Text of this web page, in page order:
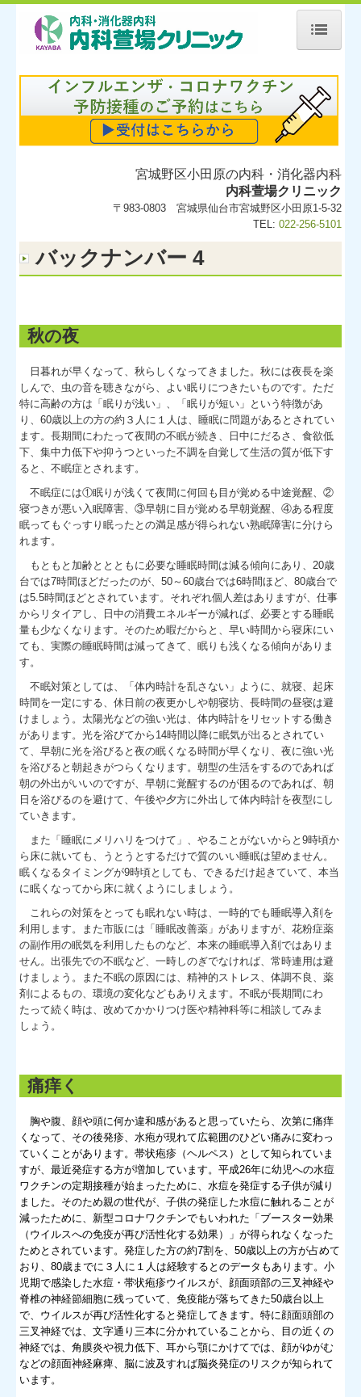
禁煙外来
セカンドオピニオン
バックナンバー
バックナンバー 2
バックナンバー 3
バックナンバー 4
診療日記
宮城野区小田原の内科・消化器内科
内科萱場クリニック
〒983-0803 宮城県仙台市宮城野区小田原1-5-32
TEL: 022-256-5101
バックナンバー 4
秋の夜
日暮れが早くなって、秋らしくなってきました。秋には夜長を楽
しんで、虫の音を聴きながら、よい眠りにつきたいものです。ただ
特に高齢の方は「眠りが浅い」、「眠りが短い」という特徴があ
り、60歳以上の方の約３人に１人は、睡眠に問題があるとされてい
ます。長期間にわたって夜間の不眠が続き、日中にだるさ、食欲低
下、集中力低下や抑うつといった不調を自覚して生活の質が低下す
ると、不眠症とされます。
不眠症には①眠りが浅くて夜間に何回も目が覚める中途覚醒、②
寝つきが悪い入眠障害、③早朝に目が覚める早朝覚醒、④ある程度
眠ってもぐっすり眠ったとの満足感が得られない熟眠障害に分けら
れます。
もともと加齢ととともに必要な睡眠時間は減る傾向にあり、20歳
台では7時間ほどだったのが、50～60歳台では6時間ほど、80歳台で
は5.5時間ほどとされています。それぞれ個人差はありますが、仕事
からリタイアし、日中の消費エネルギーが減れば、必要とする睡眠
量も少なくなります。そのため暇だからと、早い時間から寝床にい
ても、実際の睡眠時間は減ってきて、眠りも浅くなる傾向がありま
す。
不眠対策としては、「体内時計を乱さない」ように、就寝、起床
時間を一定にする、休日前の夜更かしや朝寝坊、長時間の昼寝は避
けましょう。太陽光などの強い光は、体内時計をリセットする働き
があります。光を浴びてから14時間以降に眠気が出るとされてい
て、早朝に光を浴びると夜の眠くなる時間が早くなり、夜に強い光
を浴びると朝起きがつらくなります。朝型の生活をするのであれば
朝の外出がいいのですが、早朝に覚醒するのが困るのであれば、朝
日を浴びるのを避けて、午後や夕方に外出して体内時計を夜型にし
ていきます。
また「睡眠にメリハリをつけて」、やることがないからと9時頃か
ら床に就いても、うとうとするだけで質のいい睡眠は望めません。
眠くなるタイミングが9時頃としても、できるだけ起きていて、本当
に眠くなってから床に就くようにしましょう。
これらの対策をとっても眠れない時は、一時的でも睡眠導入剤を
利用します。また市販には「睡眠改善薬」がありますが、花粉症薬
の副作用の眠気を利用したものなど、本来の睡眠導入剤ではありま
せん。出張先での不眠など、一時しのぎでなければ、常時連用は避
けましょう。また不眠の原因には、精神的ストレス、体調不良、薬
剤によるもの、環境の変化などもありえます。不眠が長期間にわ
たって続く時は、改めてかかりつけ医や精神科等に相談してみま
しょう。
痛痒く
胸や腹、顔や頭に何か違和感があると思っていたら、次第に痛痒
くなって、その後発疹、水疱が現れて広範囲のひどい痛みに変わっ
ていくことがあります。帯状疱疹（ヘルペス）として知られていま
すが、最近発症する方が増加しています。平成26年に幼児への水痘
ワクチンの定期接種が始まったために、水痘を発症する子供が減り
ました。そのため親の世代が、子供の発症した水痘に触れることが
減ったために、新型コロナワクチンでもいわれた「ブースター効果
（ウイルスへの免疫が再び活性化する効果）」が得られなくなった
ためとされています。発症した方の約7割を、50歳以上の方が占めて
おり、80歳までに３人に１人は経験するとのデータもあります。小
児期で感染した水痘・帯状疱疹ウイルスが、顔面頭部の三叉神経や
脊椎の神経節細胞に残っていて、免疫能が落ちてきた50歳台以上
で、ウイルスが再び活性化すると発症してきます。特に顔面頭部の
三叉神経では、文字通り三本に分かれていることから、目の近くの
神経では、角膜炎や視力低下、耳から顎にかけてでは、顔がゆがむ
などの顔面神経麻痺、脳に波及すれば脳炎発症のリスクが知られて
います。